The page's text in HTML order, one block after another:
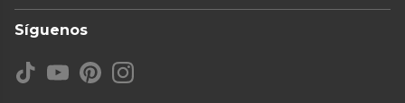
Síguenos